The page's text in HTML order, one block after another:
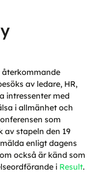
återkommande
av ledare, HR,
intressenter med
i allmänhet och
som
av stapeln den 19
enligt dagens
också är känd som
i Result.